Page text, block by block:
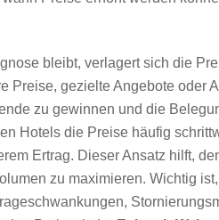
bleibt, verlagert sich die
Preise, gezielte Angebote oder
zu gewinnen und die
Hotels die Preise häufig
Ertrag. Dieser Ansatz hilft,
zu maximieren. Wichtig